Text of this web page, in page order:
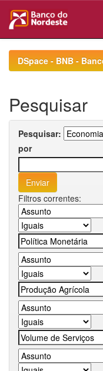
navigationDSpace - BNB -
Pesquisar
Pesquisar:
por
Filtros correntes: